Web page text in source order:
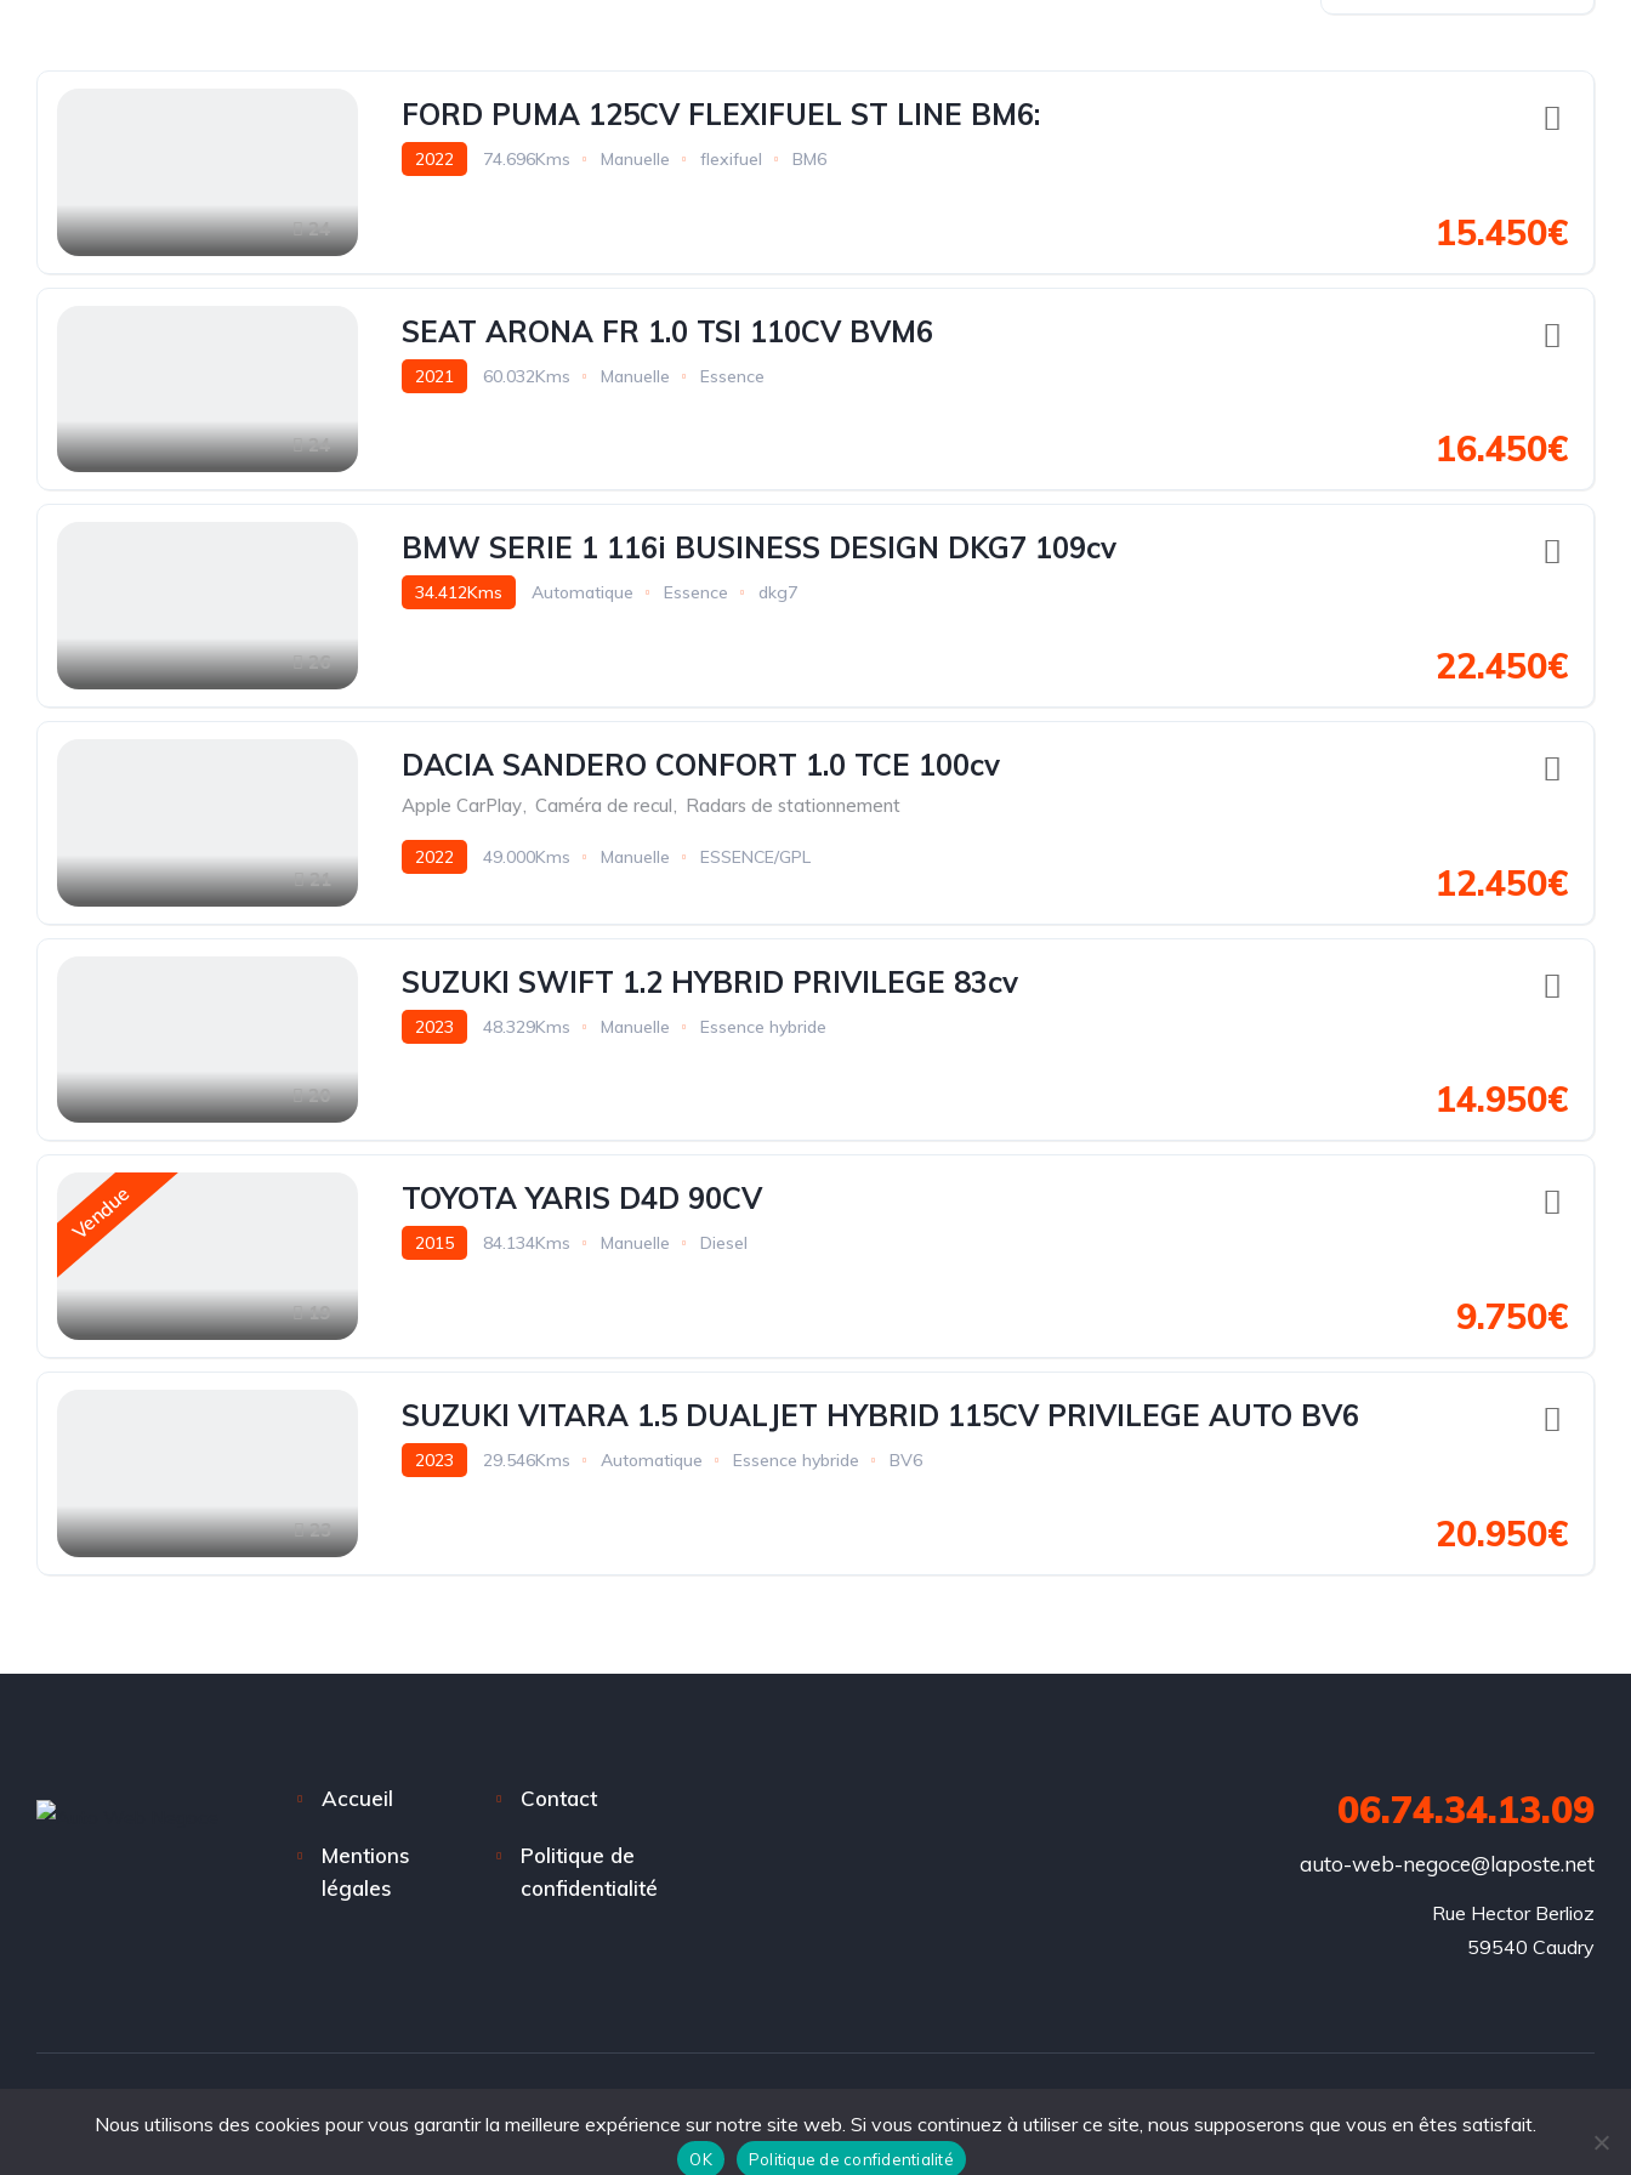
24
FORD PUMA 125CV FLEXIFUEL ST LINE BM6:
2022 74.696Kms Manuelle flexifuel BM6
15.450€
24
SEAT ARONA FR 1.0 TSI 110CV BVM6
2021 60.032Kms Manuelle Essence
16.450€
26
BMW SERIE 1 116i BUSINESS DESIGN DKG7 109cv
34.412Kms Automatique Essence dkg7
22.450€
21
DACIA SANDERO CONFORT 1.0 TCE 100cv
Apple CarPlay, Caméra de recul, Radars de stationnement
2022 49.000Kms Manuelle ESSENCE/GPL
12.450€
20
SUZUKI SWIFT 1.2 HYBRID PRIVILEGE 83cv
2023 48.329Kms Manuelle Essence hybride
14.950€
Vendue
19
TOYOTA YARIS D4D 90CV
2015 84.134Kms Manuelle Diesel
9.750€
23
SUZUKI VITARA 1.5 DUALJET HYBRID 115CV PRIVILEGE AUTO BV6
2023 29.546Kms Automatique Essence hybride BV6
20.950€
Accueil Contact
Mentions
légales
Politique de
confidentialité
06.74.34.13.09
auto-web-negoce@laposte.net
Rue Hector Berlioz
59540 Caudry
Copyright © 2025. tous droits réservés à Auto Web Negoce.
Nous utilisons des cookies pour vous garantir la meilleure expérience sur notre site web. Si vous continuez à utiliser ce site, nous supposerons que vous en êtes satisfait.
OK Politique de confidentialité